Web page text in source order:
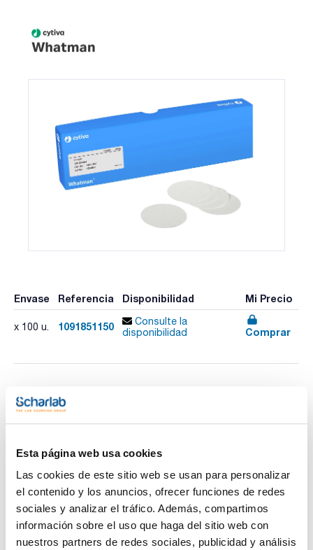
Esta página web usa cookies
Las cookies de este sitio web se usan para personalizar
el contenido y los anuncios, ofrecer funciones de redes
sociales y analizar el tráfico. Además, compartimos
información sobre el uso que haga del sitio web con
nuestros partners de redes sociales, publicidad y análisis
Envase Referencia Disponibilidad Mi Precio
x 100 u. 1091851150
Consulte la
disponibilidad
Comprar
Imprimir ficha de
producto
Pack (u.) : 100
Idóneos para muestreo de aire en entornos de alta
temperatura (hasta 500ºC) y ambiente ácido. Cuarzo muy
puro. Apto para PM-10. Nivel muy bajo de metales y
numeración según estándares de la EPA.
Ver más
Documentación técnica